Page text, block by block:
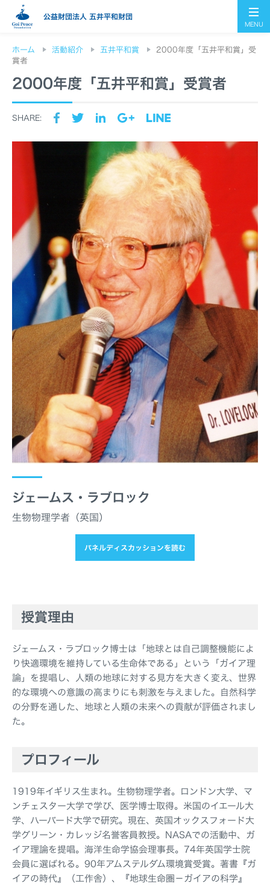
公益財団法人 五井平和財団
MENU
ホーム 活動紹介 五井平和賞
2000年度「五井平和賞」受
賞者
2000年度「五井平和賞」受賞者
SHARE:
ジェームス・ラブロック
生物物理学者（英国）
パネルディスカッションを読む
授賞理由
ジェームス・ラブロック博士は「地球とは自己調整機能によ
り快適環境を維持している生命体である」という「ガイア理
論」を提唱し、人類の地球に対する見方を大きく変え、世界
的な環境への意識の高まりにも刺激を与えました。自然科学
の分野を通した、地球と人類の未来への貢献が評価されまし
た。
プロフィール
1919年イギリス生まれ。生物物理学者。ロンドン大学、マ
ンチェスター大学で学び、医学博士取得。米国のイエール大
学、ハーバード大学で研究。現在、英国オックスフォード大
学グリーン・カレッジ名誉客員教授。NASAでの活動中、ガ
イア理論を提唱。海洋生命学協会理事長。74年英国学士院
会員に選ばれる。90年アムステルダム環境賞受賞。著書『ガ
イアの時代』（工作舎）、『地球生命圏－ガイアの科学』